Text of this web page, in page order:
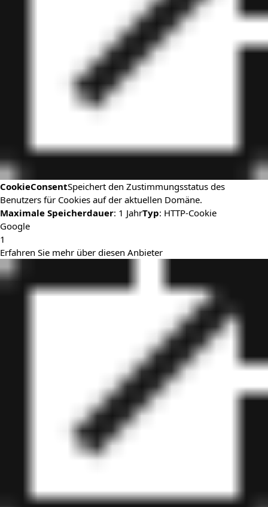
CookieConsentSpeichert den Zustimmungsstatus des
Benutzers für Cookies auf der aktuellen Domäne.
Maximale Speicherdauer: 1 JahrTyp: HTTP-Cookie
Google
1
Erfahren Sie mehr über diesen Anbieter